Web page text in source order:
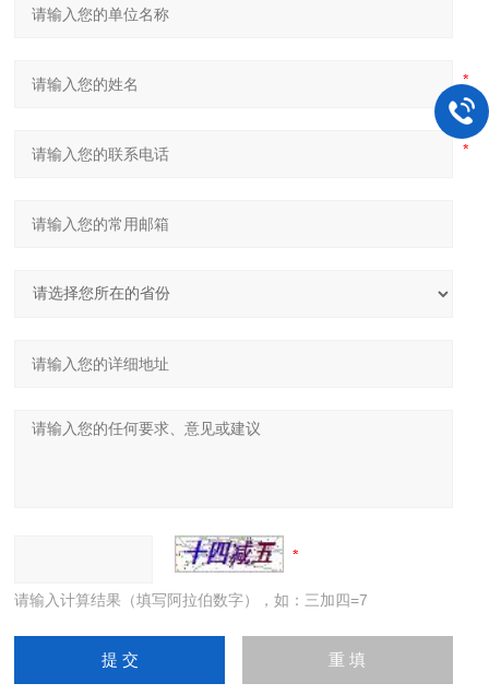
请输入计算结果（填写阿拉伯数字），如：三加四=7